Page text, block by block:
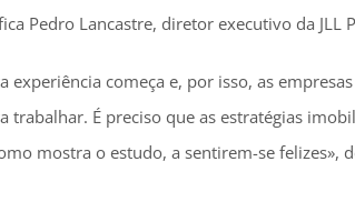
Pedro Lancastre, diretor executivo da JLL
começa e, por isso, as
É preciso que as estratégias
mostra o estudo, a sentirem-se felizes»,